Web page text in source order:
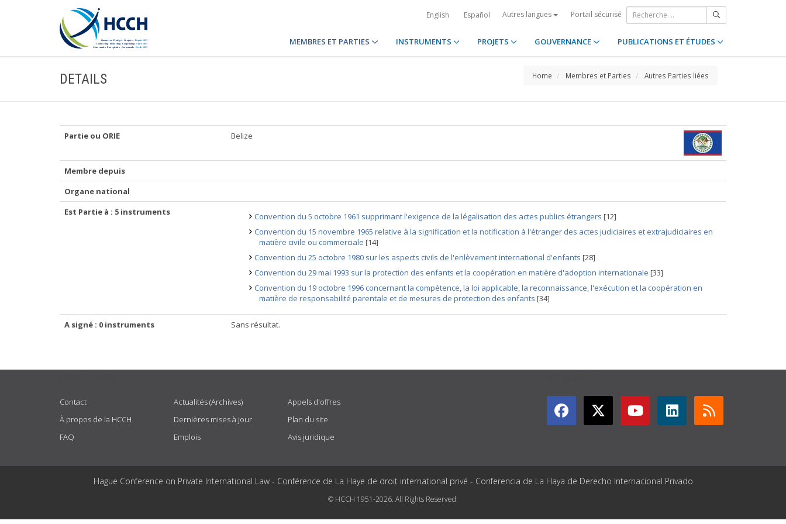
English Español Autres langues Portail sécurisé
MEMBRES ET PARTIES INSTRUMENTS PROJETS GOUVERNANCE PUBLICATIONS ET ÉTUDES
DETAILS Home Membres et Parties Autres Parties liées
Partie ou ORIE Belize
Membre depuis
Organe national
Est Partie à : 5 instruments
Convention du 5 octobre 1961 supprimant l'exigence de la légalisation des actes publics étrangers [12]
Convention du 15 novembre 1965 relative à la signification et la notification à l'étranger des actes judiciaires et extrajudiciaires en
matière civile ou commerciale [14]
Convention du 25 octobre 1980 sur les aspects civils de l'enlèvement international d'enfants [28]
Convention du 29 mai 1993 sur la protection des enfants et la coopération en matière d'adoption internationale [33]
Convention du 19 octobre 1996 concernant la compétence, la loi applicable, la reconnaissance, l'exécution et la coopération en
matière de responsabilité parentale et de mesures de protection des enfants [34]
A signé : 0 instruments Sans résultat.
Contact
À propos de la HCCH
FAQ
Actualités (Archives)
Dernières mises à jour
Emplois
Appels d'offres
Plan du site
Avis juridique
Hague Conference on Private International Law - Conférence de La Haye de droit international privé - Conferencia de La Haya de Derecho Internacional Privado
© HCCH 1951-2026. All Rights Reserved.